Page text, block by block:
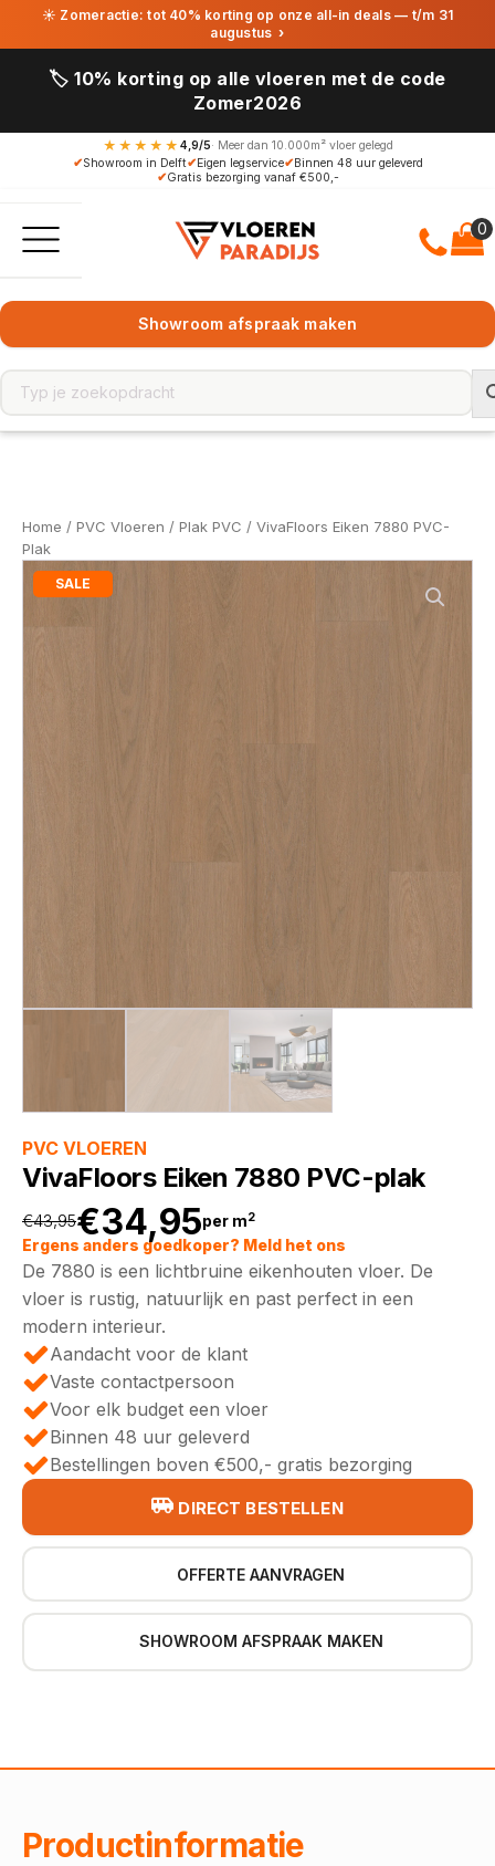
☀ Zomeractie: tot 40% korting op onze all-in deals — t/m 31
augustus ›
🏷️ 10% korting op alle vloeren met de code
Zomer2026
★★★★★ 4,9/5· Meer dan 10.000m² vloer gelegd
✔Showroom in Delft✔Eigen legservice✔Binnen 48 uur geleverd
✔Gratis bezorging vanaf €500,-
Showroom afspraak maken
Home / PVC Vloeren / Plak PVC / VivaFloors Eiken 7880 PVC-
Plak
SALE
PVC VLOEREN
VivaFloors Eiken 7880 PVC-plak
€43,95
Oorspronkelijke
prijs
was:
€43,95.
€34,95
Huidige
prijs
is:
€34,95.
per m2
Ergens anders goedkoper? Meld het ons
De 7880 is een lichtbruine eikenhouten vloer. De
vloer is rustig, natuurlijk en past perfect in een
modern interieur.
Aandacht voor de klant
Vaste contactpersoon
Voor elk budget een vloer
Binnen 48 uur geleverd
Bestellingen boven €500,- gratis bezorging
DIRECT BESTELLEN
OFFERTE AANVRAGEN
SHOWROOM AFSPRAAK MAKEN
Productinformatie